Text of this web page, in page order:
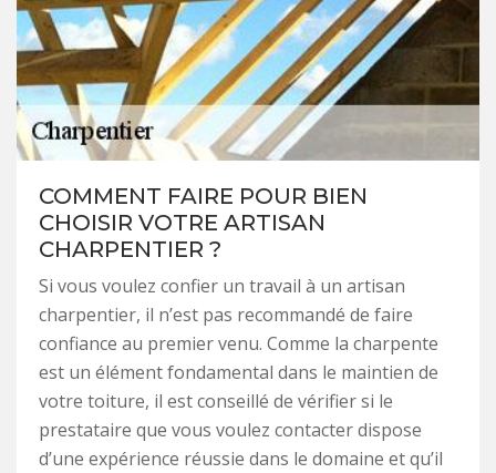
COMMENT FAIRE POUR BIEN
CHOISIR VOTRE ARTISAN
CHARPENTIER ?
Si vous voulez confier un travail à un artisan
charpentier, il n’est pas recommandé de faire
confiance au premier venu. Comme la charpente
est un élément fondamental dans le maintien de
votre toiture, il est conseillé de vérifier si le
prestataire que vous voulez contacter dispose
d’une expérience réussie dans le domaine et qu’il